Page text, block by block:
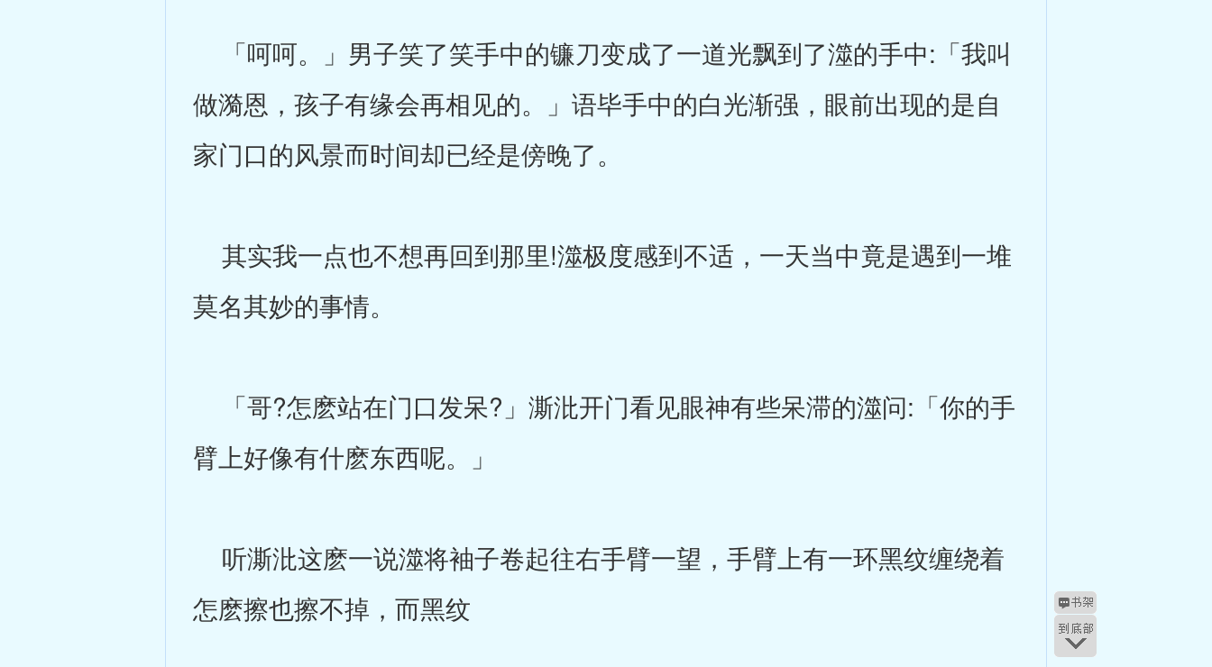
「呵呵。」男子笑了笑手中的镰刀变成了一道光飘到了澨的手中:「我叫
做漪恩，孩子有缘会再相见的。」语毕手中的白光渐强，眼前出现的是自
家门口的风景而时间却已经是傍晚了。
其实我一点也不想再回到那里!澨极度感到不适，一天当中竟是遇到一堆
莫名其妙的事情。
「哥?怎麽站在门口发呆?」澌沘开门看见眼神有些呆滞的澨问:「你的手
臂上好像有什麽东西呢。」
听澌沘这麽一说澨将袖子卷起往右手臂一望，手臂上有一环黑纹缠绕着
怎麽擦也擦不掉，而黑纹